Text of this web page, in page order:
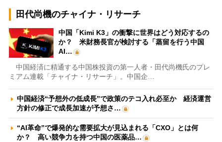
田代尚機のチャイナ・リサーチ
中国「Kimi K3」の衝撃に世界はどう対応するの
か？ 米財務長官が検討する「蒸留を行う中国
AI…
中国経済に精通する中国株投資の第一人者・田代尚機氏のプレ
ミアム連載「チャイナ・リサーチ」。中国企…
中国経済“予想外の低成長”で政策のテコ入れ必至か 経済運営
方針の修正で成長加速が予想さ…
“AI革命”で爆発的な需要拡大が見込まれる「CXO」とは何
か？ 高い競争力を持つ中国の医薬品…